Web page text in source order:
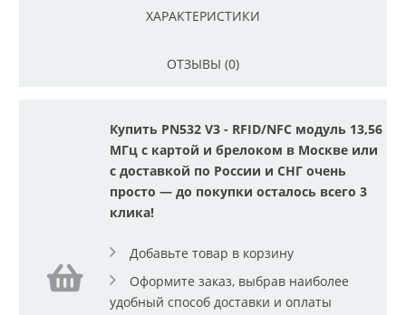
ХАРАКТЕРИСТИКИ
ОТЗЫВЫ (0)
Купить PN532 V3 - RFID/NFC модуль 13,56
МГц c картой и брелоком в Москве или
с доставкой по России и СНГ очень
просто — до покупки осталось всего 3
клика!
Добавьте товар в корзину
Оформите заказ, выбрав наиболее
удобный способ доставки и оплаты